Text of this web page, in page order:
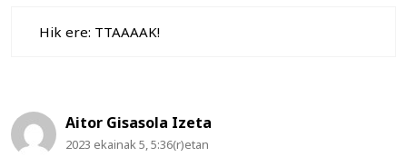
Hik ere: TTAAAAK!
Aitor Gisasola Izeta
2023 ekainak 5, 5:36(r)etan